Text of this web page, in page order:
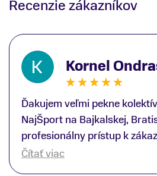
Recenzie zákazníkov
Kornel
Ďakujem veľmi pekne
NajŠport na Bajkalskej,
profesionálny prístup k
ďakujem špecialistovi
Čítať viac